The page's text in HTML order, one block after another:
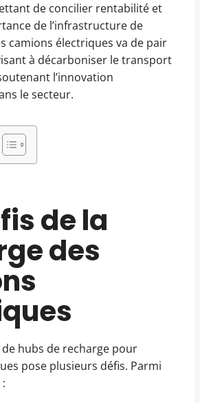
de concilier rentabilité et
de l’infrastructure de
camions électriques va de pair
à décarboniser le transport
l’innovation
le secteur.
de la
des
de hubs de recharge pour
pose plusieurs défis. Parmi